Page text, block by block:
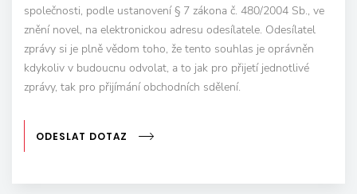
společnosti, podle ustanovení § 7 zákona č. 480/2004 Sb., ve
znění novel, na elektronickou adresu odesílatele. Odesílatel
zprávy si je plně vědom toho, že tento souhlas je oprávněn
kdykoliv v budoucnu odvolat, a to jak pro přijetí jednotlivé
zprávy, tak pro přijímání obchodních sdělení.
ODESLAT DOTAZ